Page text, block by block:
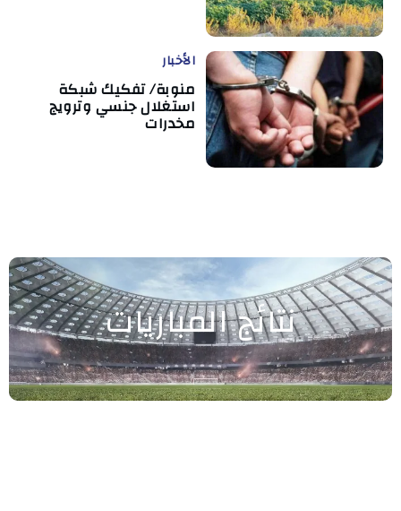
الأخبار
منوبة/ تفكيك شبكة
استغلال جنسي وترويج
مخدرات
نتائج المباريات